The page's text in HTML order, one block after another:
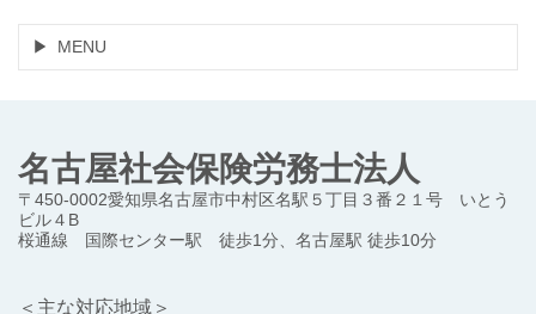
MENU
名古屋社会保険労務士法人
〒450-0002愛知県名古屋市中村区名駅５丁目３番２１号 いとう
ビル４B
桜通線 国際センター駅 徒歩1分、名古屋駅 徒歩10分
＜主な対応地域＞